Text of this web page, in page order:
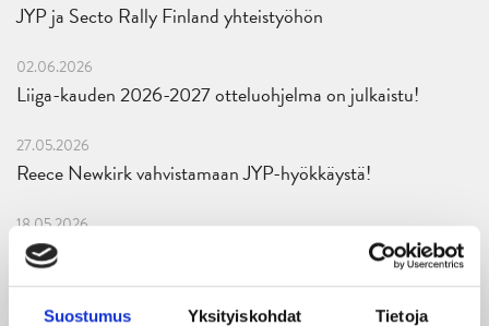
Suostumus Yksityiskohdat Tietoja
JYP ja Secto Rally Finland yhteistyöhön
02.06.2026
Liiga-kauden 2026-2027 otteluohjelma on julkaistu!
27.05.2026
Reece Newkirk vahvistamaan JYP-hyökkäystä!
18.05.2026
Jaatinen ja Liljamo jatkosopimuksiin – JYPin ja KeuPa HT:n
yhteistyö jatkuu